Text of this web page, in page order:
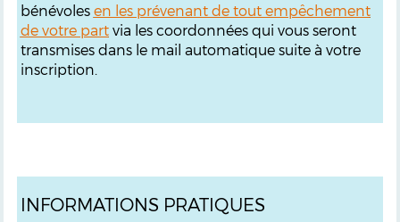
bénévoles en les prévenant de tout empêchement
de votre partvia les coordonnées qui vous seront
transmises dans le mail automatique suite à votre
inscription.
INFORMATIONS PRATIQUES